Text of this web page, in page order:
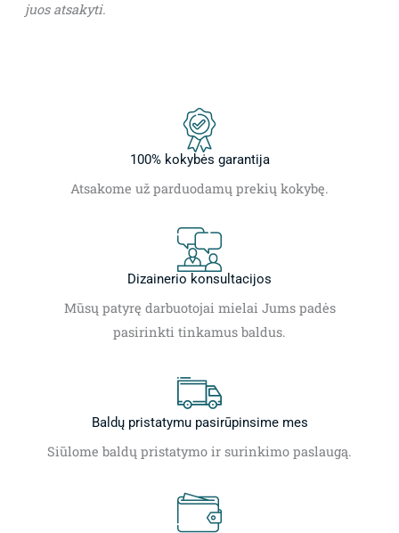
juos atsakyti.
100% kokybės garantija
Atsakome už parduodamų prekių kokybę.
Dizainerio konsultacijos
Mūsų patyrę darbuotojai mielai Jums padės
pasirinkti tinkamus baldus.
Baldų pristatymu pasirūpinsime mes
Siūlome baldų pristatymo ir surinkimo paslaugą.